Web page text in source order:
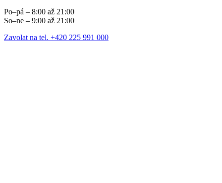
Po–pá – 8:00 až 21:00
So–ne – 9:00 až 21:00
Zavolat na tel. +420 225 991 000